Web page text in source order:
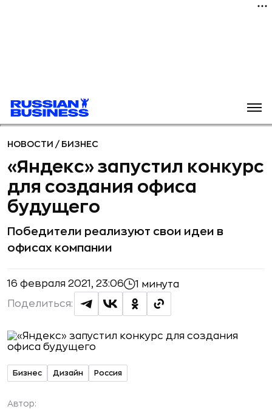
НОВОСТИ / БИЗНЕС
«Яндекс» запустил конкурс
для создания офиса
будущего
Победители реализуют свои идеи в
офисах компании
16 февраля 2021, 23:06 1 минута
Поделиться:
Бизнес Дизайн Россия
Автор: